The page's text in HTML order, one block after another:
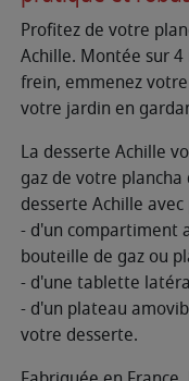
Profitez de votre
Achille. Montée sur
frein, emmenez
votre jardin en
La desserte Achille
gaz de votre
desserte Achille
- d'un compartiment
bouteille de gaz ou
- d'une tablette
- d'un plateau
votre desserte.